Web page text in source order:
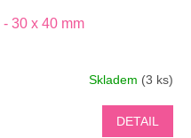
30 x 40 mm
Skladem (3 ks)
DETAIL